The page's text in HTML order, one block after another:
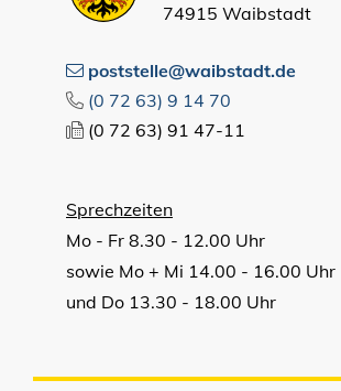
74915 Waibstadt
poststelle@waibstadt.de
(0 72 63) 9 14 70
(0 72 63) 91 47-11
Sprechzeiten
Mo - Fr 8.30 - 12.00 Uhr
sowie Mo + Mi 14.00 - 16.00 Uhr
und Do 13.30 - 18.00 Uhr